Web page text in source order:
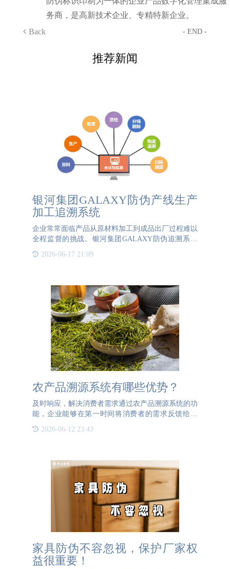
务商，是高新技术企业、专精特新企业。
Back
- END -
推荐新闻
银河集团GALAXY防伪产线生产
加工追溯系统
企业常常面临产品从原材料加工到成品出厂过程难以
全程监督的挑战。银河集团GALAXY防伪追溯系统
为企业提供了全面解决方案。该系统通过为每件产品
赋予一个二维码，实现了产品全流程的追溯。这个二
2026-06-17 21:09
农产品溯源系统有哪些优势？
及时响应，解决消费者需求通过农产品溯源系统的功
能，企业能够在第一时间将消费者的需求反馈给企
统不仅可以在企业与消费者之间建立一个沟通交流的
2026-06-12 23:43
家具防伪不容忽视，保护厂家权
益很重要！